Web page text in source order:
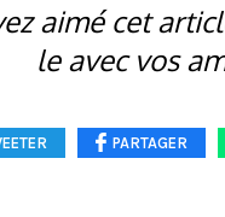
aimé cet
le avec vos
PARTAGER